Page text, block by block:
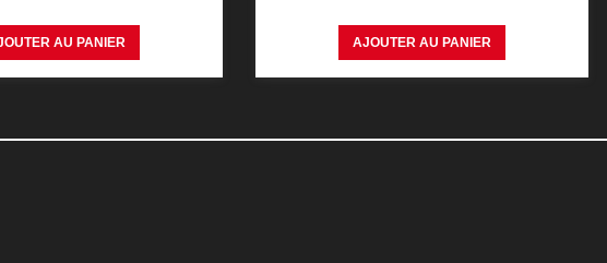
AU PANIER AJOUTER AU PANIER